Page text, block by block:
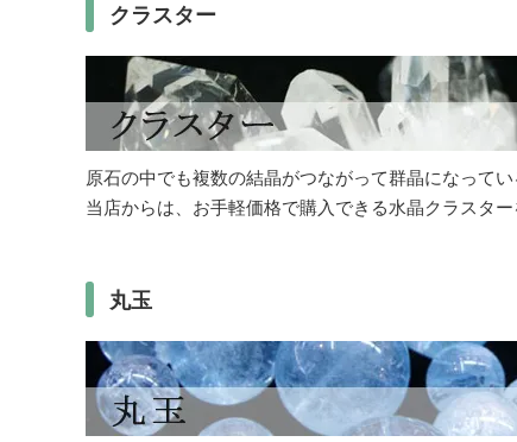
クラスター
原石の中でも複数の結晶がつながって群晶になって
当店からは、お手軽価格で購入できる水晶クラスタ
丸玉